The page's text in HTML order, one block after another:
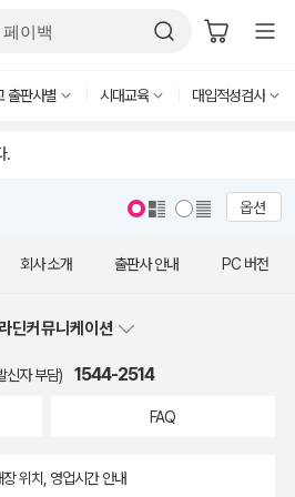
출판사별 시대교육 대입적성검사
.
옵션
회사 소개 출판사 안내 PC 버전
딘커뮤니케이션
신자 부담) 1544-2514
FAQ
장 위치, 영업시간 안내